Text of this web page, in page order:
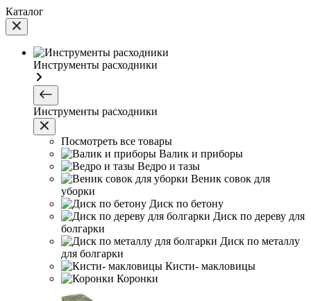
Каталог
Инструменты расходники
Инструменты расходники
Посмотреть все товары
Валик и приборы
Ведро и тазы
Веник совок для
уборки
Диск по бетону
Диск по дереву для
болгарки
Диск по металлу
для болгарки
Кисти- макловицы
Коронки